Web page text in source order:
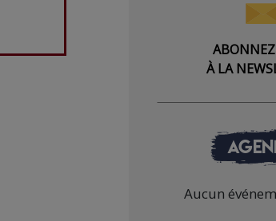
À LA
Aucun